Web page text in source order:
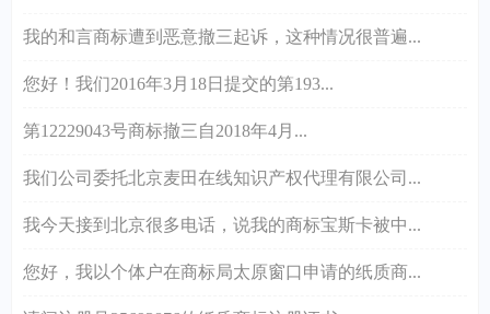
我的和言商标遭到恶意撤三起诉，这种情况很普遍...
您好！我们2016年3月18日提交的第193...
第12229043号商标撤三自2018年4月...
我们公司委托北京麦田在线知识产权代理有限公司...
我今天接到北京很多电话，说我的商标宝斯卡被中...
您好，我以个体户在商标局太原窗口申请的纸质商...